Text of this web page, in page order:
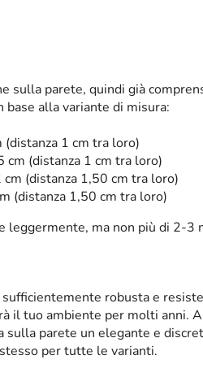
sulla parete, quindi già
alla variante di misura:
1 cm tra loro)
(distanza 1 cm tra loro)
(distanza 1,50 cm tra loro)
(distanza 1,50 cm tra loro)
leggermente, ma non più di 2-3
sufficientemente robusta e
il tuo ambiente per molti anni. A
sulla parete un elegante e
per tutte le varianti.